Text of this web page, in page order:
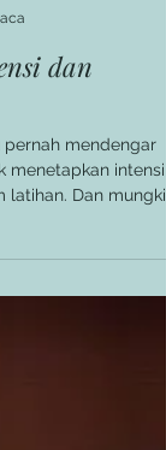
dan
pernah mendengar